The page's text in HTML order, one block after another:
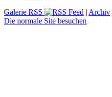
Galerie RSS
| Archiv
Die normale Site besuchen